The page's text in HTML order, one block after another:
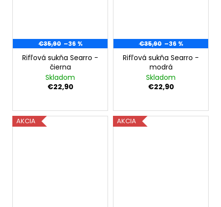
€35,90 –36 %
Rifľová sukňa Searro -
čierna
Skladom
€22,90
€35,90 –36 %
Rifľová sukňa Searro -
modrá
Skladom
€22,90
AKCIA AKCIA